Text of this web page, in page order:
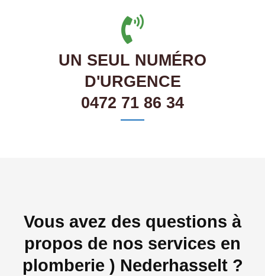
UN SEUL NUMÉRO
D'URGENCE
0472 71 86 34
Vous avez des questions à
propos de nos services en
plomberie ) Nederhasselt ?